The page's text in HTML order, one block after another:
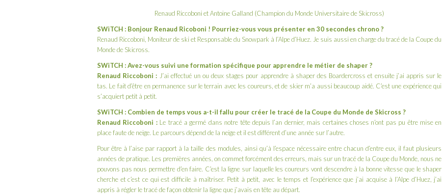
Renaud Riccoboni et Antoine Galland (Champion du Monde Universitaire de Skicross)
SWiTCH : Bonjour Renaud Ricoboni ! Pourriez-vous vous présenter en 30 secondes chrono ?
Renaud Riccoboni, Moniteur de ski et Responsable du Snowpark à l’Alpe d’Huez. Je suis aussi en charge du tracé de la Coupe du
Monde de Skicross.
SWiTCH : Avez-vous suivi une formation spécifique pour apprendre le métier de shaper ?
Renaud Riccoboni : J’ai effectué un ou deux stages pour apprendre à shaper des Boardercross et ensuite j’ai appris sur le
tas. Le fait d’être en permanence sur le terrain avec les coureurs, et de skier m’a aussi beaucoup aidé. C’est une expérience qui
s’acquiert petit à petit.
SWiTCH : Combien de temps vous a-t-il fallu pour créer le tracé de la Coupe du Monde de Skicross ?
Renaud Riccoboni : Le tracé a germé dans notre tête depuis l’an dernier, mais certaines choses n’ont pas pu être mise en
place faute de neige. Le parcours dépend de la neige et il est différent d’une année sur l’autre.
Pour être à l’aise par rapport à la taille des modules, ainsi qu’à l’espace nécessaire entre chacun d’entre eux, il faut plusieurs
années de pratique. Les premières années, on commet forcément des erreurs, mais sur un tracé de la Coupe du Monde, nous ne
pouvons pas nous permettre d’en faire. C’est la ligne sur laquelle les coureurs vont descendre à la bonne vitesse que le shaper
cherche et c’est ce qui est difficile à maîtriser. Petit à petit, avec le temps et l’expérience que j’ai acquise à l’Alpe d’Huez, j’ai
appris à régler le tracé de façon obtenir la ligne que j’avais en tête au départ.